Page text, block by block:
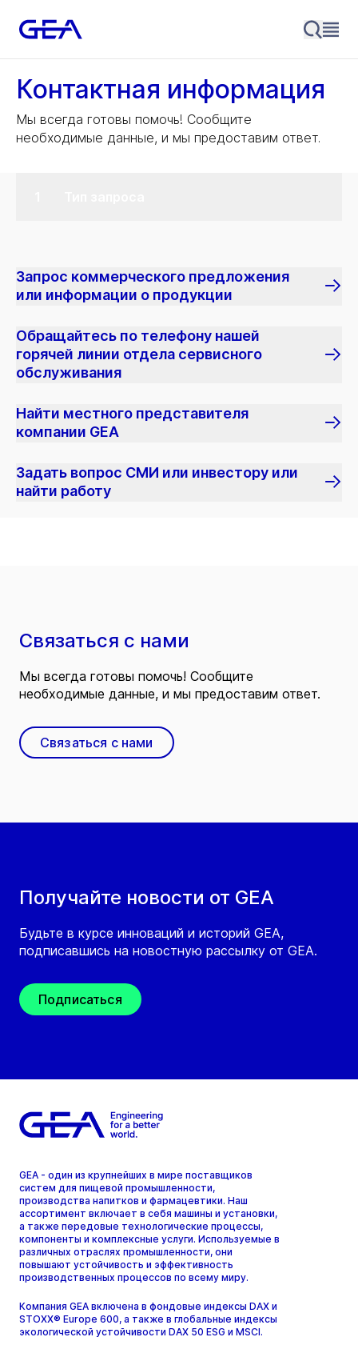
Контактная информация
Мы всегда готовы помочь! Сообщите
необходимые данные, и мы предоставим ответ.
Запрос коммерческого предложения
или информации о продукции
Обращайтесь по телефону нашей
горячей линии отдела сервисного
обслуживания
Найти местного представителя
компании GEA
Задать вопрос СМИ или инвестору или
найти работу
Получайте новости от GEA
Будьте в курсе инноваций и историй GEA,
подписавшись на новостную рассылку от GEA.
Подписаться
Связаться с нами
Мы всегда готовы помочь! Сообщите
необходимые данные, и мы предоставим ответ.
Связаться с нами
GEA - один из крупнейших в мире поставщиков
систем для пищевой промышленности,
производства напитков и фармацевтики. Наш
ассортимент включает в себя машины и установки,
а также передовые технологические процессы,
компоненты и комплексные услуги. Используемые в
различных отраслях промышленности, они
повышают устойчивость и эффективность
производственных процессов по всему миру.
Компания GEA включена в фондовые индексы DAX и
STOXX® Europe 600, а также в глобальные индексы
экологической устойчивости DAX 50 ESG и MSCI.